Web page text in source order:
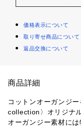
価格表示について
取り寄せ商品について
返品交換について
商品詳細
コットンオーガンジ
collection〉オリジナ
オーガンジー素材に